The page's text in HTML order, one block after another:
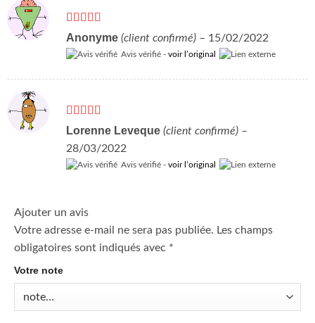
Note5sur 5
Anonyme (client confirmé) – 15/02/2022
Avis vérifié - voir l’original
Note5sur 5
Lorenne Leveque (client confirmé) –
28/03/2022
Avis vérifié - voir l’original
Ajouter un avis
Votre adresse e-mail ne sera pas publiée. Les champs
obligatoires sont indiqués avec *
Votre note